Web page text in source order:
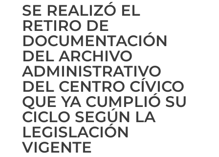
SE REALIZÓ EL
RETIRO DE
DOCUMENTACIÓN
DEL ARCHIVO
ADMINISTRATIVO
DEL CENTRO CÍVICO
QUE YA CUMPLIÓ SU
CICLO SEGÚN LA
LEGISLACIÓN
VIGENTE